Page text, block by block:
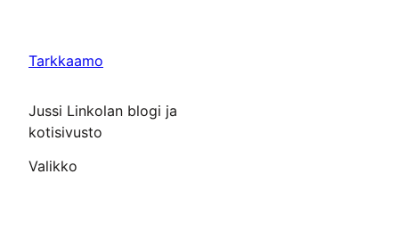
Tarkkaamo
Jussi Linkolan blogi ja
kotisivusto
Valikko